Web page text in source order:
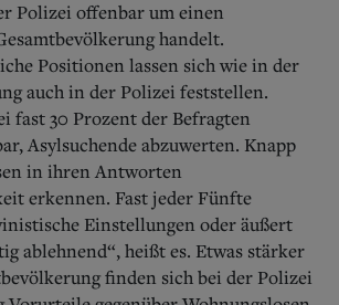
Polizei offenbar um einen
handelt.
Positionen lassen sich wie in der
auch in der Polizei feststellen.
fast 30 Prozent der Befragten
Asylsuchende abzuwerten. Knapp
in ihren Antworten
erkennen. Fast jeder Fünfte
Einstellungen oder äußert
ablehnend“, heißt es. Etwas stärker
finden sich bei der Polizei